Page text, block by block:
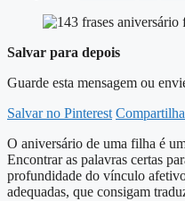
Salvar para depois
Guarde esta mensagem ou
Salvar no Pinterest
O aniversário de uma filha é
Encontrar as palavras certas
profundidade do vínculo
adequadas, que consigam